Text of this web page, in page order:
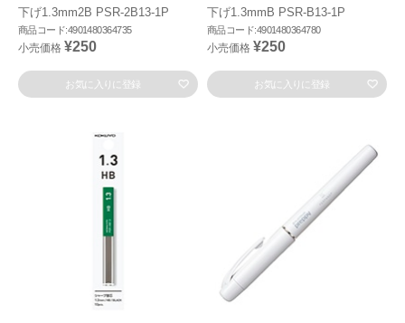
下げ1.3mm2B PSR-2B13-1P
商品コード:4901480364735
小売価格 ¥250
お気に入りに登録
下げ1.3mmB PSR-B13-1P
商品コード:4901480364780
小売価格 ¥250
お気に入りに登録